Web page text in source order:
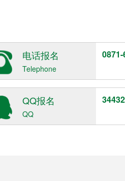
电话报名
Telephone
QQ报名
QQ